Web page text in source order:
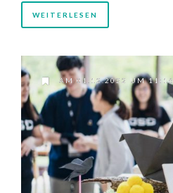
WEITERLESEN
AM 01.12.2022 UM 11:16